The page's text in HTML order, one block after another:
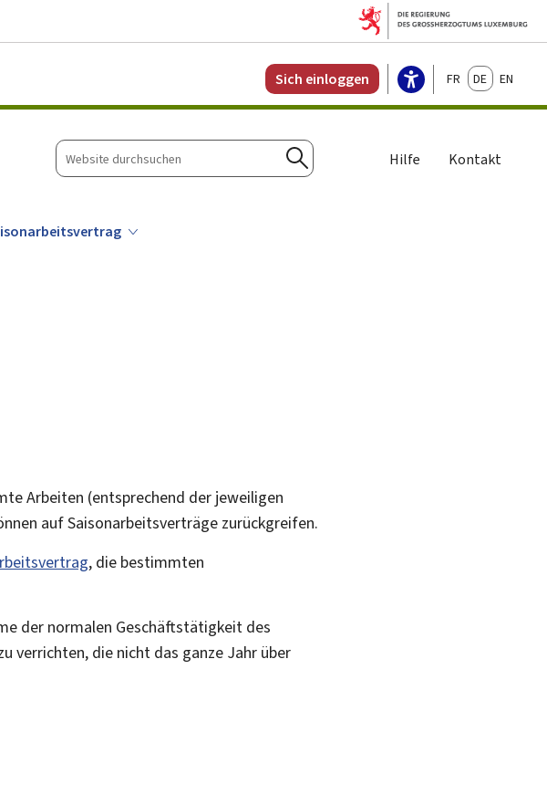
Sich einloggen FrançaisDeutschEnglish
Website
durchsuchen
Suchen
Hilfe Kontakt
Arbeiten (entsprechend der jeweiligen
auf Saisonarbeitsverträge zurückgreifen.
, die bestimmten
der normalen Geschäftstätigkeit des
verrichten, die nicht das ganze Jahr über